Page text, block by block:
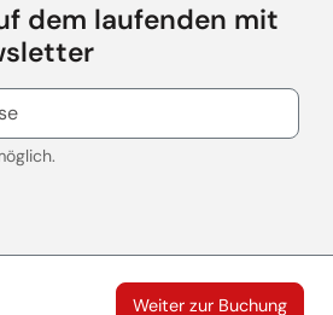
Weiter zur Buchung
dem laufenden mit